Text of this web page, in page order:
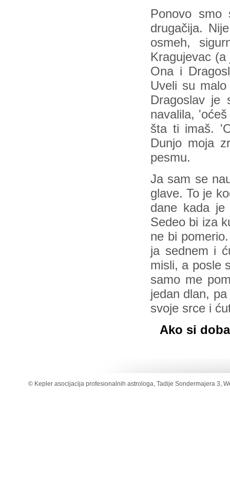
Ponovo
drugačija.
osmeh,
Kragujevac
Ona i
Uveli su
Dragoslav
navalila,
šta ti imaš.
Dunjo moja
pesmu.
Ja sam se
glave. To je
dane kada
Sedeo bi iza
ne bi
ja sednem i
misli, a posle
samo me
jedan dlan,
svoje srce i
Ako si
© Kepler asocijacija profesionalnih astrologa, Tadije Sondermajera 3,